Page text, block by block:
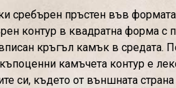
сребърен пръстен във
контур в квадратна форма с
кръгъл камък в средата.
камъчета контур е
си, където от външната